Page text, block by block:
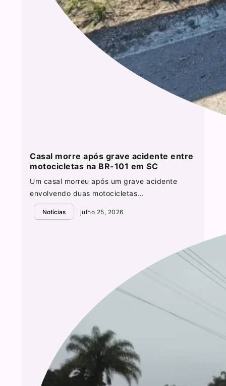
Casal morre após grave acidente entre
motocicletas na BR-101 em SC
Um casal morreu após um grave acidente
envolvendo duas motocicletas...
Notícias julho 25, 2026